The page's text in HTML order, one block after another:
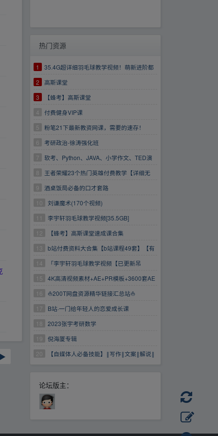
热门资源
1
35.4G超详细羽毛球教学视频！萌新进阶都
适合！
2
高斯课堂
3
【蜂考】高斯课堂
4
付费健身VIP课
5
粉笔21下最新教资网课，需要的速存！
6
考研政治-徐涛强化班
7
软考、Python、JAVA、小学作文、TED演
讲、科幻世界等大合集
8
王者荣耀23个热门英雄付费教学【详细无
比】
https://www.aliyundrive.com/s/BMiauqdqXTf
9
酒桌饭局必备的口才套路
10
刘谦魔术(170个视频)
11
李宇轩羽毛球教学视频[35.5GB]
12
【蜂考】高斯课堂速成课合集
13
b站付费资料大合集【b站课程49套】【有
目录】
14
「李宇轩羽毛球教学视频【已更新吊
球】」
15
4K高清视频素材+AE+PR模板+3600套AE
预设动画包【WIN+MAC】需要的速度保存
16
⛵200T网盘资源精华链接汇总站⛵
17
B站·一门给年轻人的恋爱成长课
18
2023张宇考研数学
19
倪海厦专辑
20
【自媒体人必备技能】‖写作‖文案‖解说‖
论坛版主：